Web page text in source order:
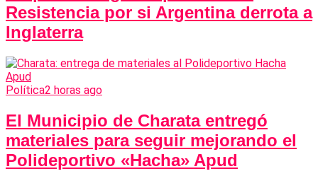
Resistencia por si Argentina derrota a
Inglaterra
Política2 horas ago
El Municipio de Charata entregó
materiales para seguir mejorando el
Polideportivo «Hacha» Apud